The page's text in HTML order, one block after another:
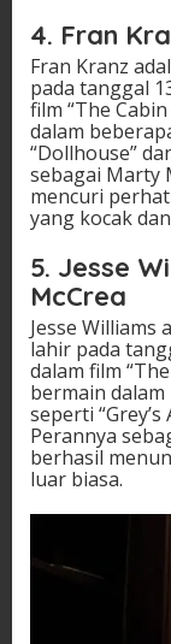
4. Fran
Fran Kranz
pada tanggal
film “The
dalam
“Dollhouse”
sebagai Marty
mencuri
yang kocak
5. Jesse
McCrea
Jesse
lahir pada
dalam film
bermain
seperti “Grey’s
Perannya
berhasil
luar biasa.